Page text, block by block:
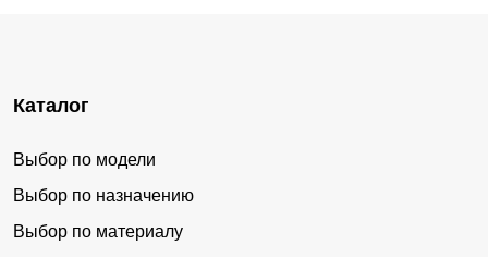
Каталог
Выбор по модели
Выбор по назначению
Выбор по материалу